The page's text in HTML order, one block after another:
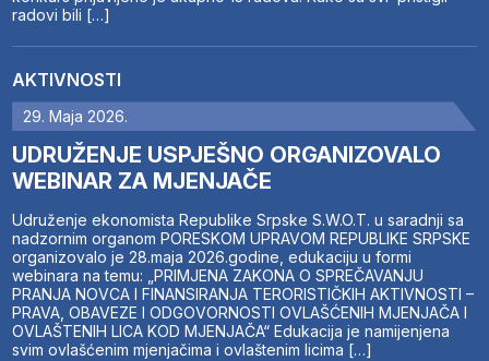
radovi bili […]
AKTIVNOSTI
29. Maja 2026.
UDRUŽENJE USPJEŠNO ORGANIZOVALO
WEBINAR ZA MJENJAČE
Udruženje ekonomista Republike Srpske S.W.O.T. u saradnji sa
nadzornim organom PORESKOM UPRAVOM REPUBLIKE SRPSKE
organizovalo je 28.maja 2026.godine, edukaciju u formi
webinara na temu: „PRIMJENA ZAKONA O SPREČAVANJU
PRANJA NOVCA I FINANSIRANJA TERORISTIČKIH AKTIVNOSTI –
PRAVA, OBAVEZE I ODGOVORNOSTI OVLAŠĆENIH MJENJAČA I
OVLAŠTENIH LICA KOD MJENJAČA“ Edukacija je namijenjena
svim ovlašćenim mjenjačima i ovlaštenim licima […]